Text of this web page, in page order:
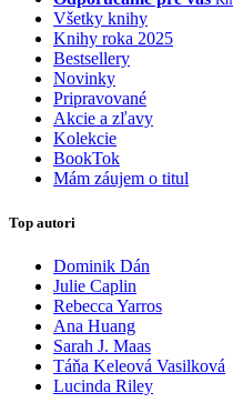
Všetky knihy
Knihy roka 2025
Bestsellery
Novinky
Pripravované
Akcie a zľavy
Kolekcie
BookTok
Mám záujem o titul
Top autori
Dominik Dán
Julie Caplin
Rebecca Yarros
Ana Huang
Sarah J. Maas
Táňa Keleová Vasilková
Lucinda Riley